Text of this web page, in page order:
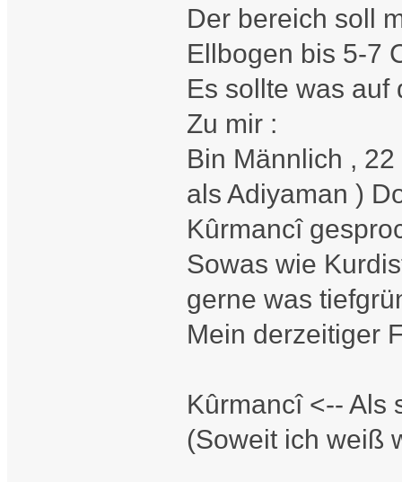
Der bereich soll
Ellbogen bis 5-7
Es sollte was auf
Zu mir :
Bin Männlich ,
als Adiyaman )
Kûrmancî
Sowas wie
gerne was
Mein derzeitiger
Kûrmancî <-- Als
(Soweit ich weiß